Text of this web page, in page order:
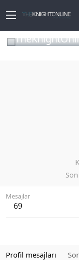
Mesajlar
69
Profil mesajları